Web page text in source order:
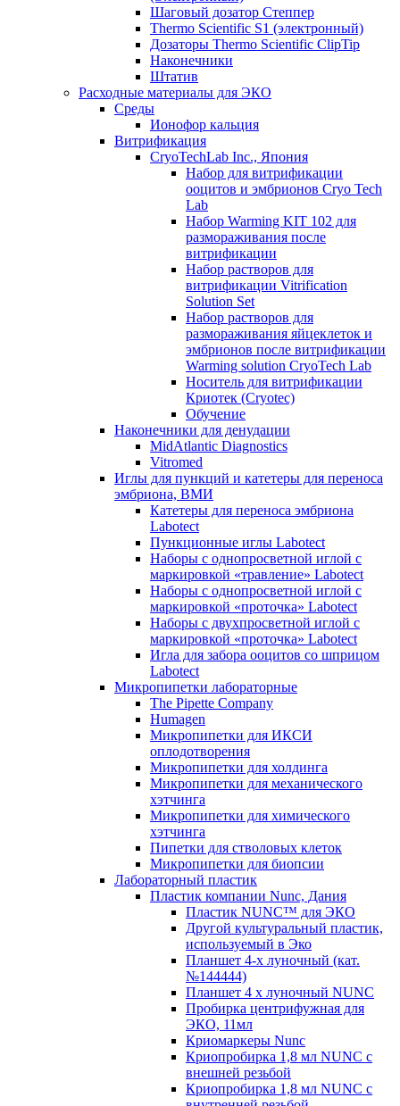
Шаговый дозатор Степпер
Thermo Scientific S1 (электронный)
Дозаторы Thermo Scientific ClipTip
Наконечники
Штатив
Расходные материалы для ЭКО
Среды
Ионофор кальция
Витрификация
CryoTechLab Inc., Япония
Набор для витрификации
ооцитов и эмбрионов Cryo Tech
Lab
Набор Warming KIT 102 для
размораживания после
витрификации
Набор растворов для
витрификации Vitrification
Solution Set
Набор растворов для
размораживания яйцеклеток и
эмбрионов после витрификации
Warming solution CryoTech Lab
Носитель для витрификации
Криотек (Cryotec)
Обучение
Наконечники для денудации
MidAtlantic Diagnostics
Vitromed
Иглы для пункций и катетеры для переноса
эмбриона, ВМИ
Катетеры для переноса эмбриона
Labotect
Пункционные иглы Labotect
Наборы с однопросветной иглой с
маркировкой «травление» Labotect
Наборы с однопросветной иглой с
маркировкой «проточка» Labotect
Наборы с двухпросветной иглой с
маркировкой «проточка» Labotect
Игла для забора ооцитов со шприцом
Labotect
Микропипетки лабораторные
The Pipette Company
Humagen
Микропипетки для ИКСИ
оплодотворения
Микропипетки для холдинга
Микропипетки для механического
хэтчинга
Микропипетки для химического
хэтчинга
Пипетки для стволовых клеток
Микропипетки для биопсии
Лабораторный пластик
Пластик компании Nunc, Дания
Пластик NUNC™ для ЭКО
Другой культуральный пластик,
используемый в Эко
Планшет 4-х луночный (кат.
№144444)
Планшет 4 х луночный NUNC
Пробирка центрифужная для
ЭКО, 11мл
Криомаркеры Nunc
Криопробирка 1,8 мл NUNC с
внешней резьбой
Криопробирка 1,8 мл NUNC с